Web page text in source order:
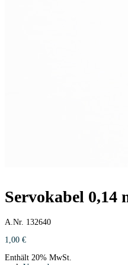
Servokabel 0,14
A.Nr. 132640
1,00 €
Enthält 20% MwSt.